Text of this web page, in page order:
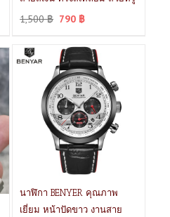
1,500฿ 790 ฿
นาฬิกา BENYER คุณภาพ
เยี่ยม หน้าปัดขาว งานสาย